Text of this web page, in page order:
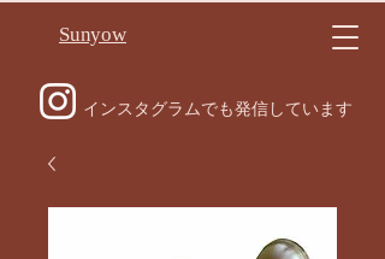
Sunyow
インスタグラムでも発信しています